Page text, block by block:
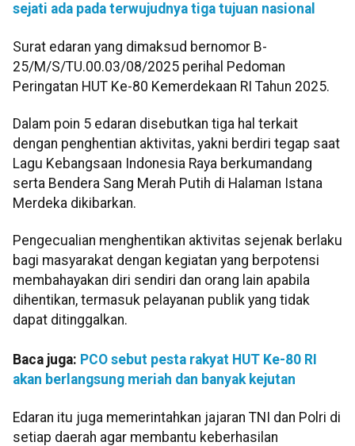
sejati ada pada terwujudnya tiga tujuan nasional
Surat edaran yang dimaksud bernomor B-
25/M/S/TU.00.03/08/2025 perihal Pedoman
Peringatan HUT Ke-80 Kemerdekaan RI Tahun 2025.
Dalam poin 5 edaran disebutkan tiga hal terkait
dengan penghentian aktivitas, yakni berdiri tegap saat
Lagu Kebangsaan Indonesia Raya berkumandang
serta Bendera Sang Merah Putih di Halaman Istana
Merdeka dikibarkan.
Pengecualian menghentikan aktivitas sejenak berlaku
bagi masyarakat dengan kegiatan yang berpotensi
membahayakan diri sendiri dan orang lain apabila
dihentikan, termasuk pelayanan publik yang tidak
dapat ditinggalkan.
Baca juga: PCO sebut pesta rakyat HUT Ke-80 RI
akan berlangsung meriah dan banyak kejutan
Edaran itu juga memerintahkan jajaran TNI dan Polri di
setiap daerah agar membantu keberhasilan